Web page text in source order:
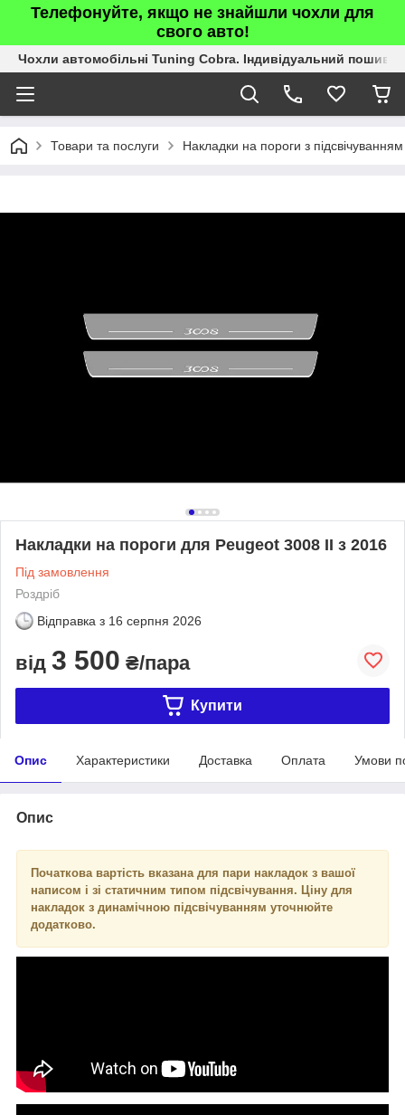
Телефонуйте, якщо не знайшли чохли для
свого авто!
Чохли автомобільні Tuning Cobra. Індивідуальний пошив.
Товари та послуги Накладки на пороги з підсвічуванням
Накладки на пороги для Peugeot 3008 II з 2016
Під замовлення
Роздріб
Відправка з 16 серпня 2026
від 3 500 ₴/пара
Купити
Опис Характеристики Доставка Оплата Умови
Опис
Початкова вартість вказана для пари накладок з вашої
написом і зі статичним типом підсвічування. Ціну для
накладок з динамічною підсвічуванням уточнюйте
додатково.